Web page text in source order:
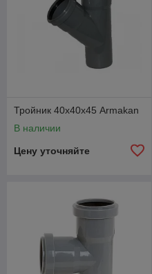
Тройник 40х40х45 Armakan
В наличии
Цену уточняйте